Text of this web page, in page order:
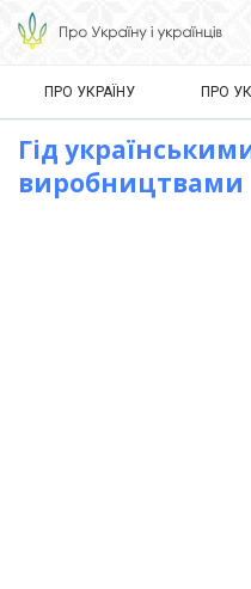
ПРО УКРАЇНУ ПРО
Гід
виробництвами